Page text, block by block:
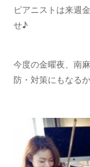
ピアニストは来週
せ♪
今度の金曜夜、南
防・対策にもなる